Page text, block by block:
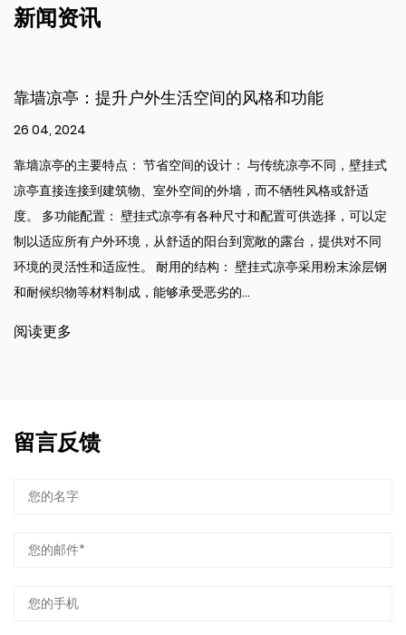
新闻资讯
同，壁挂式
格或舒适
择，可以定
提供对不同
粉末涂层钢
阳光房简介：城市生活的可持续创新
阳光房的主要特点： 太阳能集成： 每个日光浴室都
到其结构中的太阳能电池板，使居民能够在家中产生
能源。 能源效率： 凭借先进的隔热和节能设备，日
地减少能源消耗，降低公用事业成本和碳足迹。 亲
大自然的启发，日光浴室融入了丰富的绿色植物和自
了与户外的联系，促进了健康和福祉。...
留言反馈